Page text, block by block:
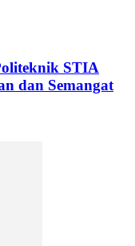
STIA
dan Semangat